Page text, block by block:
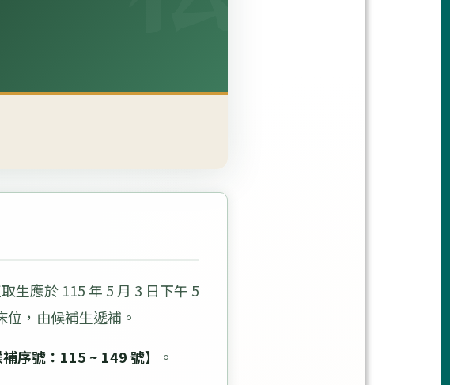
生應於 115 年 5 月 3 日下午 5
，由候補生遞補。
補序號：115 ~ 149 號】
。